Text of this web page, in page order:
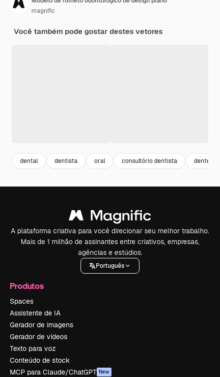
magnific
Você também pode gostar destes vetores
dental dentista oral consultório dentista dente
A plataforma criativa para você direcionar seu melhor trabalho.
Mais de 1 milhão de assinantes entre criativos, empresas,
agências e estúdios.
Português
Produtos
Spaces
Assistente de IA
Gerador de imagens
Gerador de vídeos
Texto para voz
Conteúdo de stock
MCP para Claude/ChatGPT New